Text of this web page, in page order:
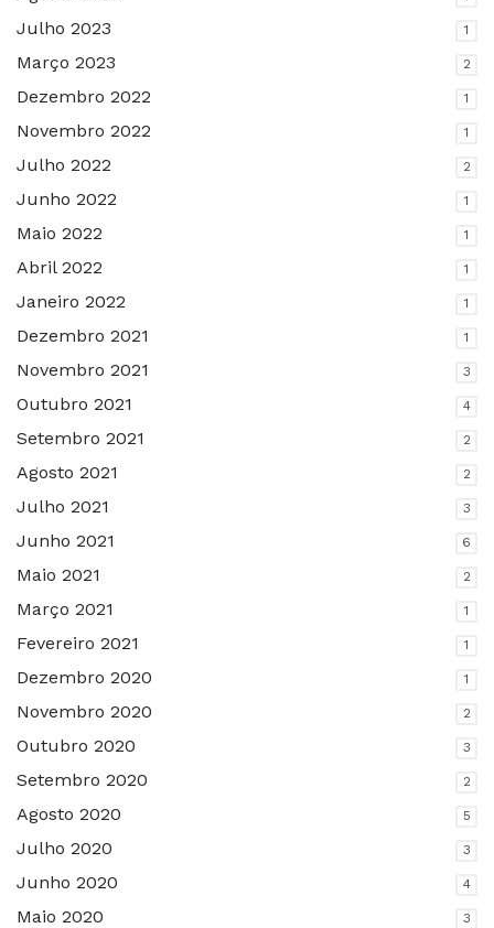
Julho 2023 1
Março 2023 2
Dezembro 2022 1
Novembro 2022 1
Julho 2022 2
Junho 2022 1
Maio 2022 1
Abril 2022 1
Janeiro 2022 1
Dezembro 2021 1
Novembro 2021 3
Outubro 2021 4
Setembro 2021 2
Agosto 2021 2
Julho 2021 3
Junho 2021 6
Maio 2021 2
Março 2021 1
Fevereiro 2021 1
Dezembro 2020 1
Novembro 2020 2
Outubro 2020 3
Setembro 2020 2
Agosto 2020 5
Julho 2020 3
Junho 2020 4
Maio 2020 3